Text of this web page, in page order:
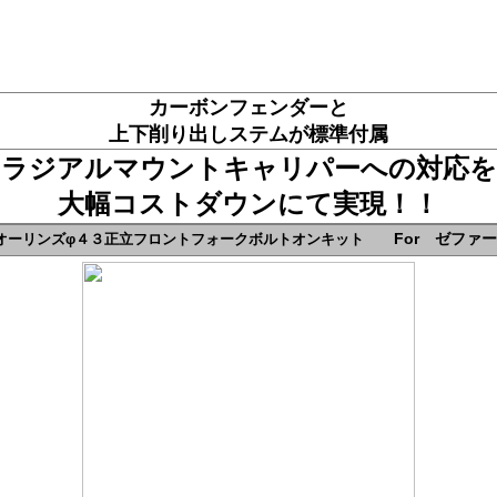
カーボンフェンダーと
上下削り出しステムが標準付属
ラジアルマウントキャリパーへの対応を
大幅コストダウンにて実現！！
ーリンズφ４３正立フロントフォークボルトオンキット For ゼファ